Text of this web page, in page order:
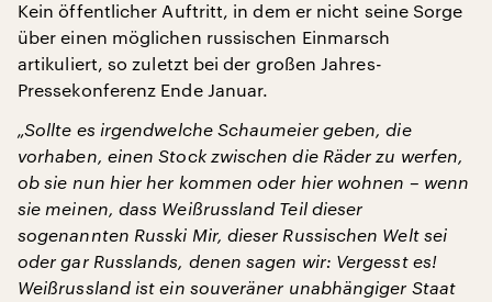
Kein öffentlicher Auftritt, in dem er nicht seine Sorge
über einen möglichen russischen Einmarsch
artikuliert, so zuletzt bei der großen Jahres-
Pressekonferenz Ende Januar.
„Sollte es irgendwelche Schaumeier geben, die
vorhaben, einen Stock zwischen die Räder zu werfen,
ob sie nun hier her kommen oder hier wohnen – wenn
sie meinen, dass Weißrussland Teil dieser
sogenannten Russki Mir, dieser Russischen Welt sei
oder gar Russlands, denen sagen wir: Vergesst es!
Weißrussland ist ein souveräner unabhängiger Staat